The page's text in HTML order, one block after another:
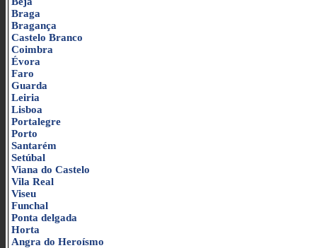
Braga
Bragança
Castelo Branco
Coimbra
Évora
Faro
Guarda
Leiria
Lisboa
Portalegre
Porto
Santarém
Setúbal
Viana do Castelo
Vila Real
Viseu
Funchal
Ponta delgada
Horta
Angra do Heroísmo